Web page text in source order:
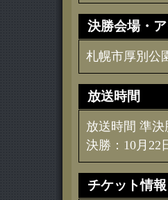
決勝会場・
札幌市厚別公
放送時間
放送時間 準決
決勝：10月22
チケット情報